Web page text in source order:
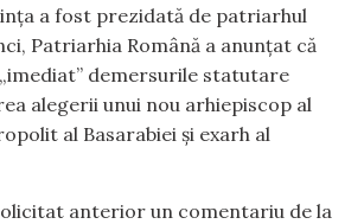
a fost prezidată de patriarhul
Patriarhia Română a anunțat că
demersurile statutare
alegerii unui nou arhiepiscop al
al Basarabiei și exarh al
anterior un comentariu de la